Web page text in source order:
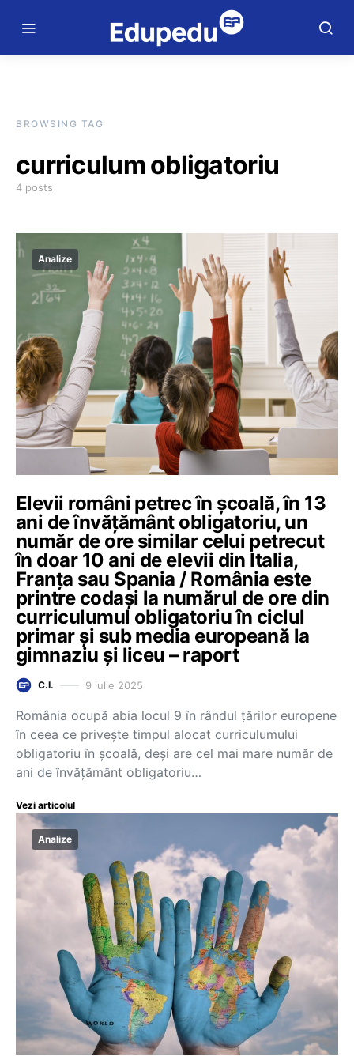
BROWSING TAG
curriculum obligatoriu
4 posts
Analize
Elevii români petrec în școală, în 13
ani de învățământ obligatoriu, un
număr de ore similar celui petrecut
în doar 10 ani de elevii din Italia,
Franța sau Spania / România este
printre codași la numărul de ore din
curriculumul obligatoriu în ciclul
primar și sub media europeană la
gimnaziu și liceu – raport
C.I. 9 iulie 2025
România ocupă abia locul 9 în rândul țărilor europene
în ceea ce privește timpul alocat curriculumului
obligatoriu în școală, deși are cel mai mare număr de
ani de învățământ obligatoriu…
Vezi articolul
Analize